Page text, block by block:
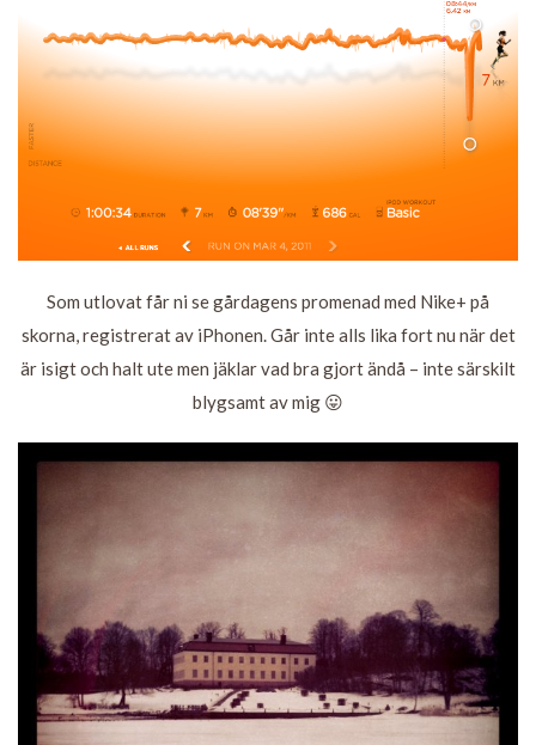
Som utlovat får ni se gårdagens promenad med Nike+ på
skorna, registrerat av iPhonen. Går inte alls lika fort nu när det
är isigt och halt ute men jäklar vad bra gjort ändå – inte särskilt
blygsamt av mig 😛